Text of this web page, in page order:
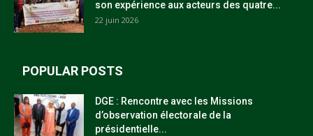
son expérience aux acteurs des quatre...
22 juin 2026
POPULAR POSTS
DGE : Rencontre avec les Missions
d’observation électorale de la
présidentielle...